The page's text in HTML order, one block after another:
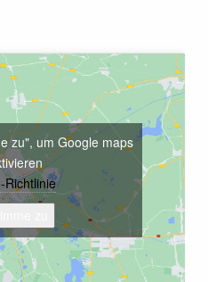
zu", um Google maps
Richtlinie